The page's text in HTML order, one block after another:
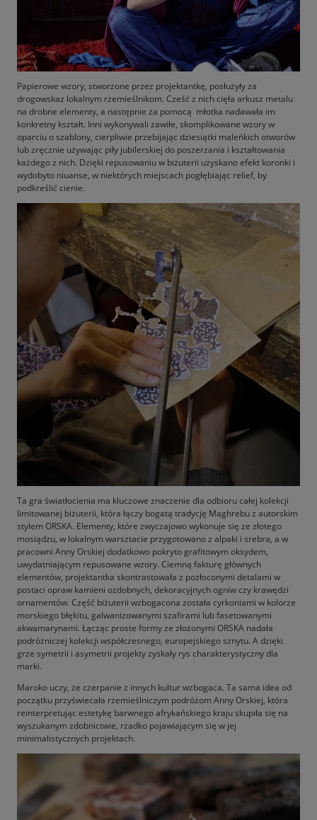
Papierowe wzory, stworzone przez projektantkę, posłużyły za
drogowskaz lokalnym rzemieślnikom. Cześć z nich cięła arkusz metalu
na drobne elementy, a następnie za pomocą młotka nadawała im
konkretny kształt. Inni wykonywali zawiłe, skomplikowane wzory w
oparciu o szablony, cierpliwie przebijając dziesiątki maleńkich otworów
lub zręcznie używając piły jubilerskiej do poszerzania i kształtowania
każdego z nich. Dzięki repusowaniu w biżuterii uzyskano efekt koronki i
wydobyto niuanse, w niektórych miejscach pogłębiając relief, by
podkreślić cienie.
Ta gra światłocienia ma kluczowe znaczenie dla odbioru całej kolekcji
limitowanej biżuterii, która łączy bogatą tradycję Maghrebu z autorskim
stylem ORSKA. Elementy, które zwyczajowo wykonuje się ze złotego
mosiądzu, w lokalnym warsztacie przygotowano z alpaki i srebra, a w
pracowni Anny Orskiej dodatkowo pokryto grafitowym oksydem,
uwydatniającym repusowane wzory. Ciemną fakturę głównych
elementów, projektantka skontrastowała z pozłoconymi detalami w
postaci opraw kamieni ozdobnych, dekoracyjnych ogniw czy krawędzi
ornamentów. Część biżuterii wzbogacona została cyrkoniami w kolorze
morskiego błękitu, galwanizowanymi szafirami lub fasetowanymi
akwamarynami. Łącząc proste formy ze złożonymi ORSKA nadała
podróżniczej kolekcji współczesnego, europejskiego sznytu. A dzięki
grze symetrii i asymetrii projekty zyskały rys charakterystyczny dla
marki.
Maroko uczy, że czerpanie z innych kultur wzbogaca. Ta sama idea od
początku przyświecała rzemieślniczym podróżom Anny Orskiej, która
reinterpretując estetykę barwnego afrykańskiego kraju skupiła się na
wyszukanym zdobnictwie, rzadko pojawiającym się w jej
minimalistycznych projektach.